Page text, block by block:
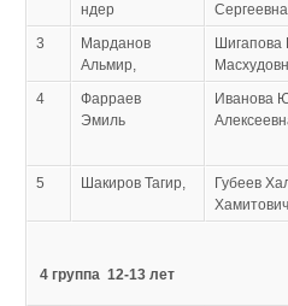
ндер
Сергеевна
3
Марданов
Альмир,
Шигапова
4
Фарраев
Эмиль
Иванова
5 Шакиров Тагир,
Губеев
4 группа 12-13 лет